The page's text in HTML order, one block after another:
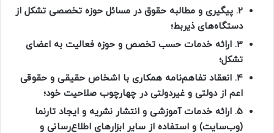
2. پیگیری و مطالبه حقوق در مسائل حوزه تخصصی تشکل از
دستگاه‌های ذیربط؛
3. ارائه خدمات حسب تخصص و حوزه فعالیت به اعضای
تشکل؛
4. انعقاد تفاهم‌نامه همکاری با اشخاص حقیقی و حقوقی
اعم ‌از دولتی و غیردولتی در چهارچوب صلاحیت خود؛
5. ارائه خدمات آموزشی و انتشار نشریه و ایجاد تارنما
(وب‌سایت) و استفاده از سایر ابزارهای اطلاع‌رسانی و